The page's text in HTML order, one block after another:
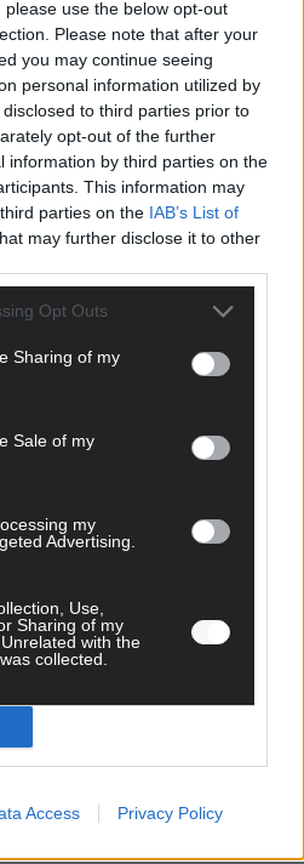
use the below opt-out
Please note that after your
you may continue seeing
personal information utilized by
to third parties prior to
opt-out of the further
information by third parties on the
This information may
parties on the IAB’s List of
may further disclose it to other
Opt Outs
Sharing of my
Sale of my
my
Advertising.
Use,
Sharing of my
with the
collected.
Access Privacy Policy
Favorit, Australien
im Kurzcheck
der Rest des ESC-Halbfinales
die Wettquoten – vier sicher,
ist das beim ESC wirklich fair?
Das erste Halbfinale – der